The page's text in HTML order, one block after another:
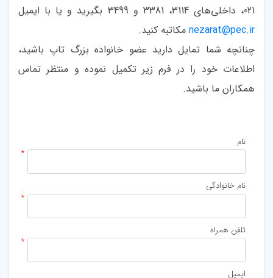
021، داخلی‌های 3114، 3381 و 3499 بگیرید و یا با ایمیل
nezarat@pec.ir مکاتبه کنید.
چنانچه شما تمایل دارید عضو خانواده بزرگ تاپ باشید،
اطلاعات خود را در فرم زیر تکمیل نموده و منتظر تماس
همکاران ما باشید.
نام
نام خانوادگی
تلفن همراه
ایمیل